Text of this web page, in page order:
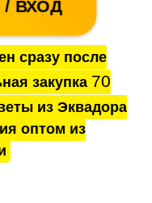
/ ВХОД
сразу после
закупка 70
из Эквадора
оптом из